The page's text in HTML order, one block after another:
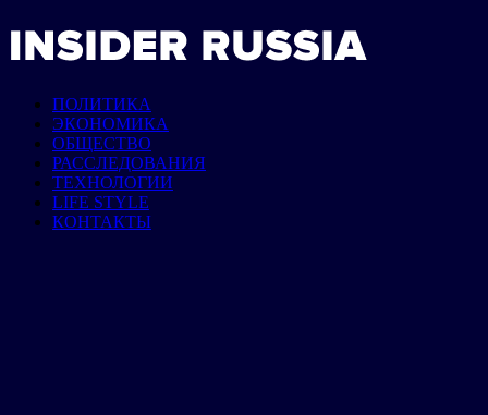
ПОЛИТИКА
ЭКОНОМИКА
ОБЩЕСТВО
РАССЛЕДОВАНИЯ
ТЕХНОЛОГИИ
LIFE STYLE
КОНТАКТЫ